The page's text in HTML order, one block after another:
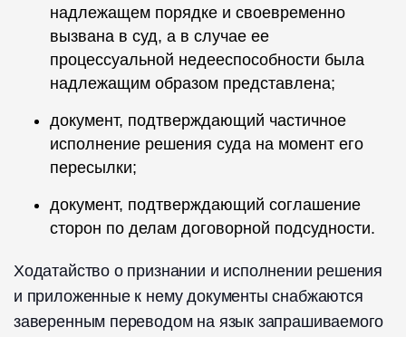
надлежащем порядке и своевременно
вызвана в суд, а в случае ее
процессуальной недееспособности была
надлежащим образом представлена;
документ, подтверждающий частичное
исполнение решения суда на момент его
пересылки;
документ, подтверждающий соглашение
сторон по делам договорной подсудности.
Ходатайство о признании и исполнении решения
и приложенные к нему документы снабжаются
заверенным переводом на язык запрашиваемого